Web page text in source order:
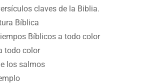
claves de la Biblia.
Bíblica
Bíblicos a todo color
todo color
los salmos